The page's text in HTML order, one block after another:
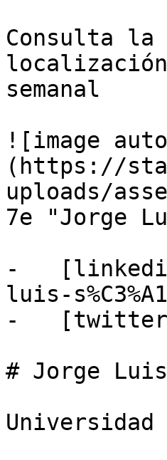
Consulta
semanal
![image
(https://
uploads/
7e "Jorge
-
luis-
-
# Jorge